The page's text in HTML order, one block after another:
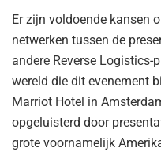
Er zijn voldoende kansen
netwerken tussen de
andere Reverse
wereld die dit evenement
Marriot Hotel in
opgeluisterd door
grote voornamelijk